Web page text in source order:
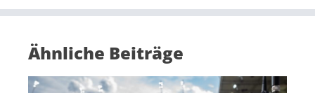
Ähnliche Beiträge